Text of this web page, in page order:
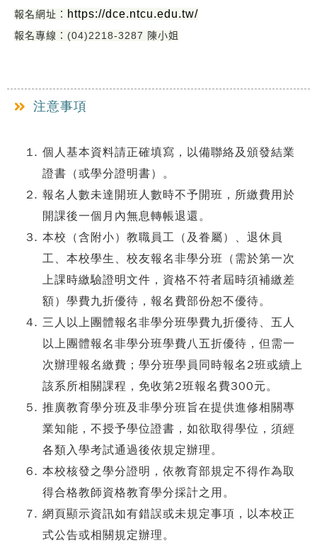
報名網址： https://dce.ntcu.edu.tw/
報名專線：(04)2218-3287 陳小姐
注意事項
個人基本資料請正確填寫，以備聯絡及頒發結業
證書（或學分證明書）。
報名人數未達開班人數時不予開班，所繳費用於
開課後一個月內無息轉帳退還。
本校（含附小）教職員工（及眷屬）、退休員
工、本校學生、校友報名非學分班（需於第一次
上課時繳驗證明文件，資格不符者屆時須補繳差
額）學費九折優待，報名費部份恕不優待。
三人以上團體報名非學分班學費九折優待、五人
以上團體報名非學分班學費八五折優待，但需一
次辦理報名繳費；學分班學員同時報名2班或續上
該系所相關課程，免收第2班報名費300元。
推廣教育學分班及非學分班旨在提供進修相關專
業知能，不授予學位證書，如欲取得學位，須經
各類入學考試通過後依規定辦理。
本校核發之學分證明，依教育部規定不得作為取
得合格教師資格教育學分採計之用。
網頁顯示資訊如有錯誤或未規定事項，以本校正
式公告或相關規定辦理。